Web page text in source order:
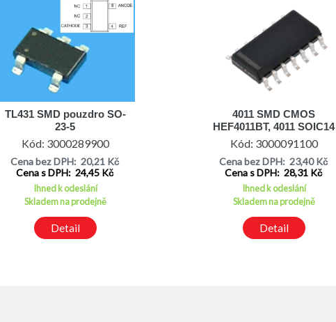
TL431 SMD pouzdro SO-
23-5
Kód: 3000289900
Cena bez DPH: 20,21 Kč
Cena s DPH: 24,45 Kč
Ihned k odeslání
Skladem na prodejně
Detail
4011 SMD CMOS
HEF4011BT, 4011 SOIC14
Kód: 3000091100
Cena bez DPH: 23,40 Kč
Cena s DPH: 28,31 Kč
Ihned k odeslání
Skladem na prodejně
Detail